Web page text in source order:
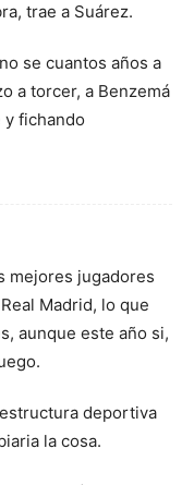
trae a Suárez.
se cuantos años a
a torcer, a Benzemá
y fichando
mejores jugadores
Madrid, lo que
aunque este año si,
deportiva
la cosa.